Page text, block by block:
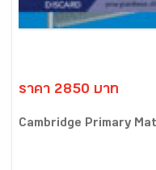
ราคา 2850 บาท
Cambridge Primary